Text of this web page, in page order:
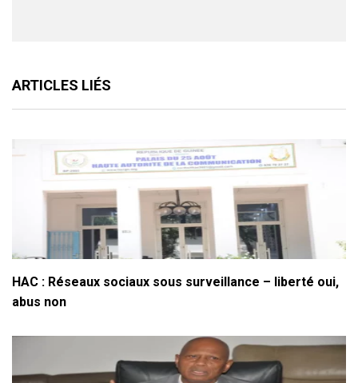
ARTICLES LIÉS
HAC : Réseaux sociaux sous surveillance – liberté oui,
abus non